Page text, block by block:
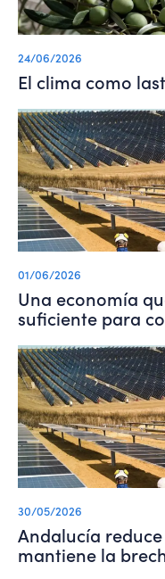
24/06/2026
El clima como
01/06/2026
Una economía
suficiente para
30/05/2026
Andalucía
mantiene la